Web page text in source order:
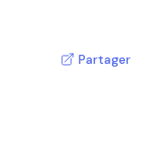
Partager